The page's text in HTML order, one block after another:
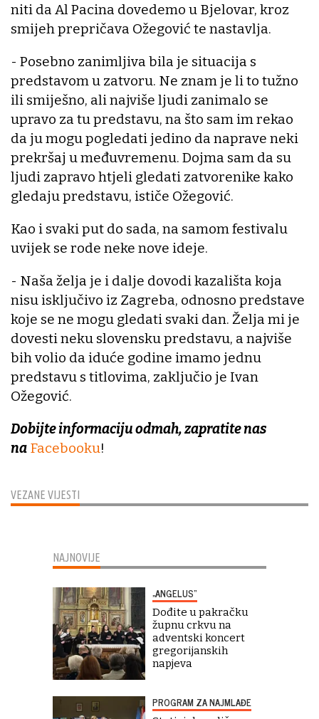
VEZANE VIJESTI
niti da Al Pacina dovedemo u Bjelovar, kroz
smijeh prepričava Ožegović te nastavlja.
- Posebno zanimljiva bila je situacija s
predstavom u zatvoru. Ne znam je li to tužno
ili smiješno, ali najviše ljudi zanimalo se
upravo za tu predstavu, na što sam im rekao
da ju mogu pogledati jedino da naprave neki
prekršaj u međuvremenu. Dojma sam da su
ljudi zapravo htjeli gledati zatvorenike kako
gledaju predstavu, ističe Ožegović.
Kao i svaki put do sada, na samom festivalu
uvijek se rode neke nove ideje.
- Naša želja je i dalje dovodi kazališta koja
nisu isključivo iz Zagreba, odnosno predstave
koje se ne mogu gledati svaki dan. Želja mi je
dovesti neku slovensku predstavu, a najviše
bih volio da iduće godine imamo jednu
predstavu s titlovima, zaključio je Ivan
Ožegović.
Dobijte informaciju odmah, zapratite nas
na Facebooku!
NAJNOVIJE
„ANGELUS“
Dođite u pakračku
župnu crkvu na
adventski koncert
gregorijanskih
napjeva
PROGRAM ZA NAJMLAĐE